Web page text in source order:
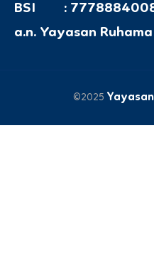
BSI :
a.n. Yayasan
©2025